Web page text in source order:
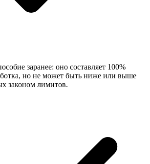
заранее: оно составляет 100%
но не может быть ниже или выше
законом лимитов.